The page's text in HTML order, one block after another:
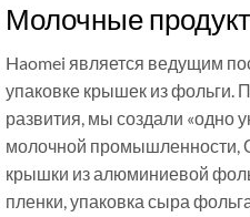
Молочные
Haomei является ведущим
упаковке крышек из фольги.
развития, мы создали «одно
молочной промышленности,
крышки из алюминиевой
пленки, упаковка сыра